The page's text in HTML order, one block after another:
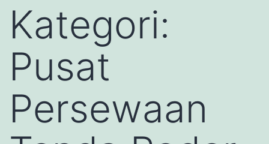
Kategori:
Pusat
Persewaan